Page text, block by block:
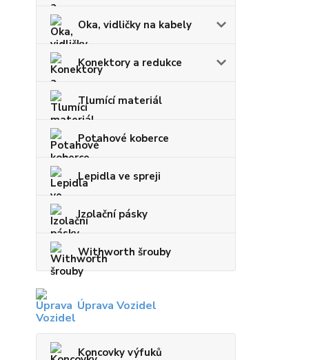
Oka, vidličky na kabely
Konektory a redukce
Tlumící materiál
Potahové koberce
Lepidla ve spreji
Izolační pásky
Withworth šrouby
Úprava Vozidel
Koncovky výfuků